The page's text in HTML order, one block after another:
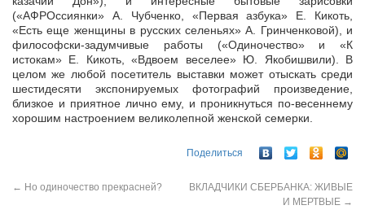
(«АФРОссиянки» А. Чубченко, «Первая азбука» Е. Кикоть,
«Есть еще женщины в русских селеньях» А. Гринченковой), и
философски-задумчивые работы («Одиночество» и «К
истокам» Е. Кикоть, «Вдвоем веселее» Ю. Якобишвили). В
целом же любой посетитель выставки может отыскать среди
шестидесяти экспонируемых фотографий произведение,
близкое и приятное лично ему, и проникнуться по-весеннему
хорошим настроением великолепной женской семерки.
Поделиться
← Но одиночество прекрасней?
ВКЛАДЧИКИ СБЕРБАНКА: ЖИВЫЕ
И МЕРТВЫЕ →